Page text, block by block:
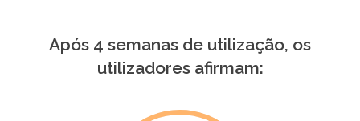
Após 4 semanas de utilização, os
utilizadores afirmam: